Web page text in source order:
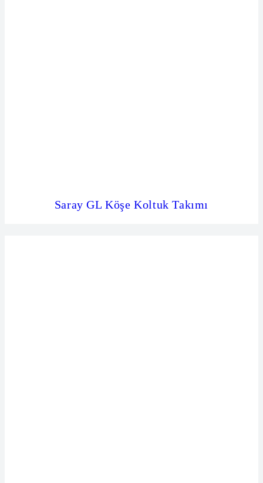
Saray GL Köşe Koltuk Takımı